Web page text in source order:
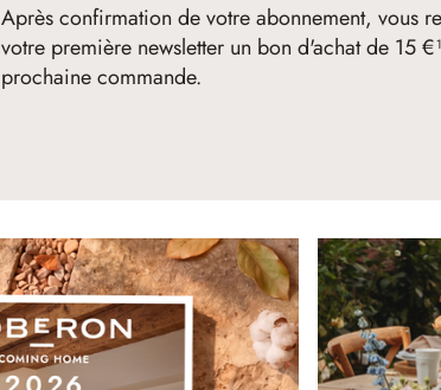
Après confirmation de votre abonnement, vous
votre première newsletter un bon d'achat de 15
prochaine commande.